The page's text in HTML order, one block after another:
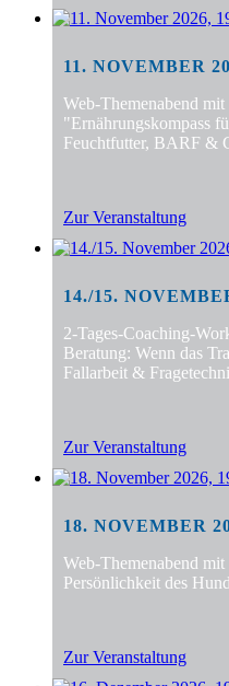
11. NOVEMBER
Web-Themenabend
"Ernährungskompass
Feuchtfutter, BARF &
Zur Veranstaltung
14./15.
2-Tages-Coaching-
Beratung: Wenn das
Fallarbeit &
Zur Veranstaltung
18. NOVEMBER
Web-Themenabend
Persönlichkeit des
Zur Veranstaltung